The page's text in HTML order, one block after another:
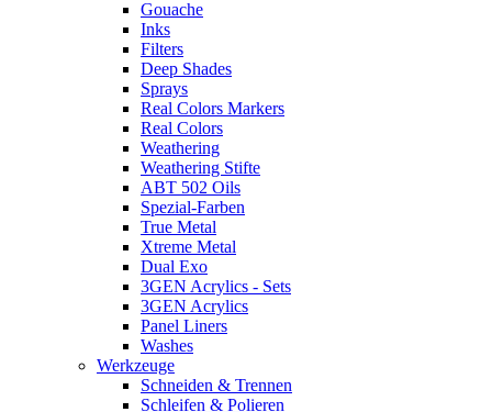
Gouache
Inks
Filters
Deep Shades
Sprays
Real Colors Markers
Real Colors
Weathering
Weathering Stifte
ABT 502 Oils
Spezial-Farben
True Metal
Xtreme Metal
Dual Exo
3GEN Acrylics - Sets
3GEN Acrylics
Panel Liners
Washes
Werkzeuge
Schneiden & Trennen
Schleifen & Polieren